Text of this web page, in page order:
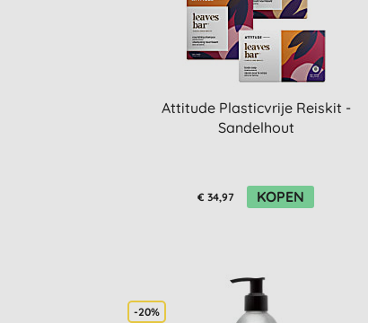
Attitude Plasticvrije Reiskit -
Sandelhout
€ 34,97 KOPEN
-20%